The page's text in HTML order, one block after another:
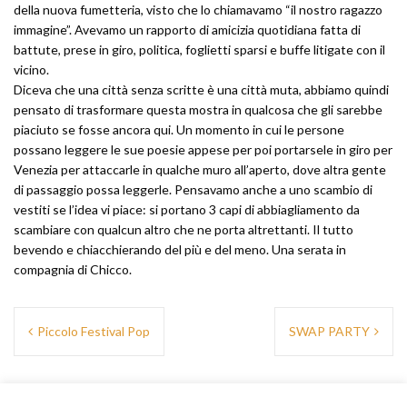
della nuova fumetteria, visto che lo chiamavamo “il nostro ragazzo
immagine”. Avevamo un rapporto di amicizia quotidiana fatta di
battute, prese in giro, politica, foglietti sparsi e buffe litigate con il
vicino.
Diceva che una città senza scritte è una città muta, abbiamo quindi
pensato di trasformare questa mostra in qualcosa che gli sarebbe
piaciuto se fosse ancora qui. Un momento in cui le persone
possano leggere le sue poesie appese per poi portarsele in giro per
Venezia per attaccarle in qualche muro all’aperto, dove altra gente
di passaggio possa leggerle. Pensavamo anche a uno scambio di
vestiti se l’idea vi piace: si portano 3 capi di abbiagliamento da
scambiare con qualcun altro che ne porta altrettanti. Il tutto
bevendo e chiacchierando del più e del meno. Una serata in
compagnia di Chicco.
Navigazione
Piccolo Festival Pop SWAP PARTY